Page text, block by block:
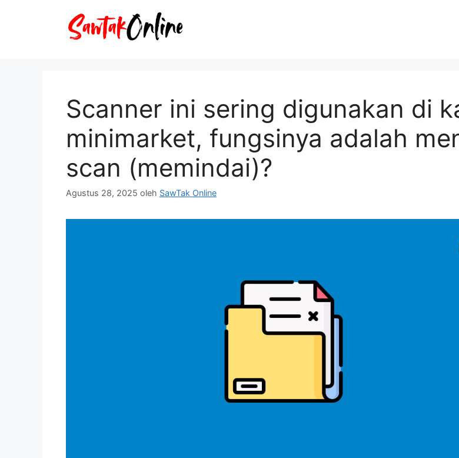
Scanner ini sering digunakan di
minimarket, fungsinya adalah
scan (memindai)?
Agustus 28, 2025 oleh SawTak Online